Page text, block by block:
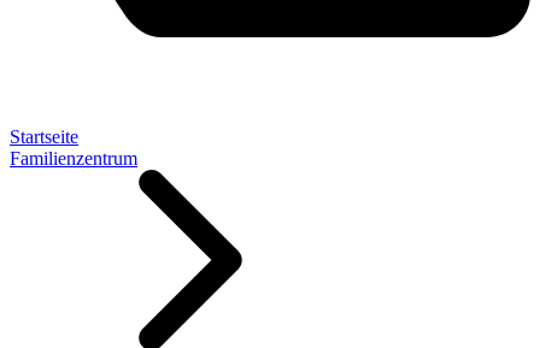
Startseite
Familienzentrum